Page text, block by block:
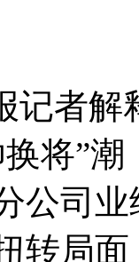
记者解
将”
公司
转局